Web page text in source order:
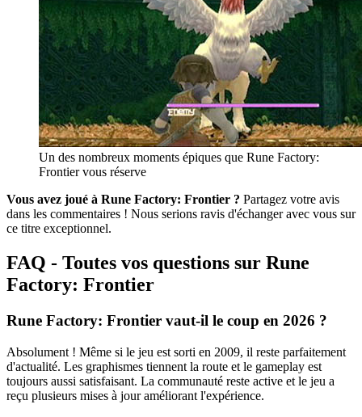
Un des nombreux moments épiques que Rune Factory:
Frontier vous réserve
Vous avez joué à Rune Factory: Frontier ? Partagez votre avis
dans les commentaires ! Nous serions ravis d'échanger avec vous sur
ce titre exceptionnel.
FAQ - Toutes vos questions sur Rune
Factory: Frontier
Rune Factory: Frontier vaut-il le coup en 2026 ?
Absolument ! Même si le jeu est sorti en 2009, il reste parfaitement
d'actualité. Les graphismes tiennent la route et le gameplay est
toujours aussi satisfaisant. La communauté reste active et le jeu a
reçu plusieurs mises à jour améliorant l'expérience.